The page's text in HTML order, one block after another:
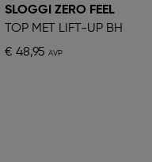
SLOGGI ZERO FEEL
TOP MET LIFT-UP BH
€ 48,95